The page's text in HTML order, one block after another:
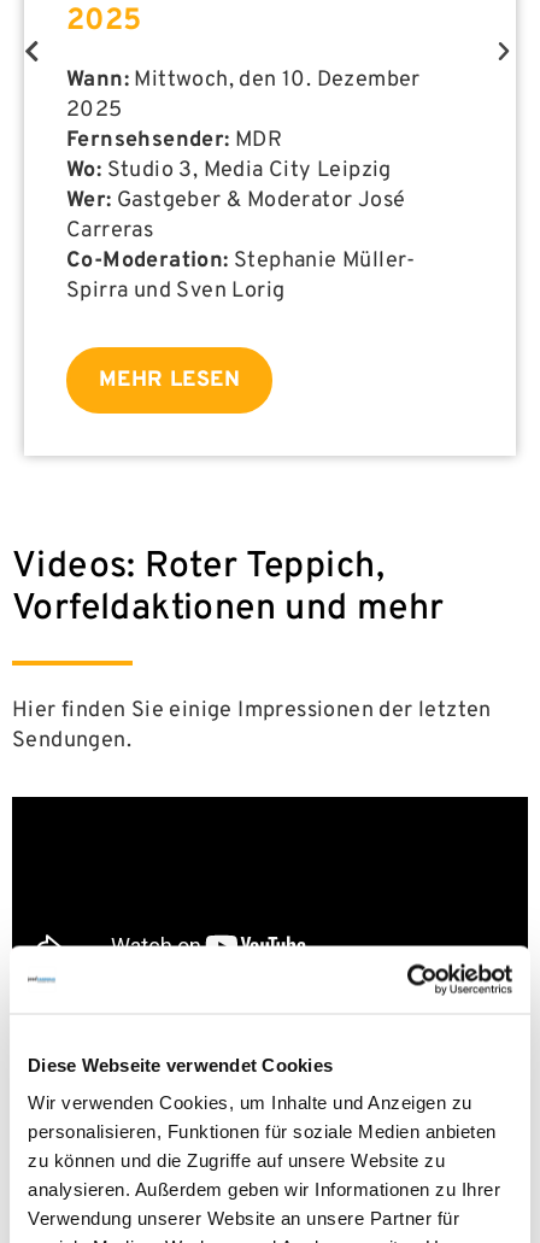
Diese Webseite verwendet Cookies
Wir verwenden Cookies, um Inhalte und Anzeigen zu
personalisieren, Funktionen für soziale Medien anbieten
zu können und die Zugriffe auf unsere Website zu
analysieren. Außerdem geben wir Informationen zu Ihrer
Verwendung unserer Website an unsere Partner für
2025
Wann: Mittwoch, den 10. Dezember
2025
Fernsehsender: MDR
Wo: Studio 3, Media City Leipzig
Wer: Gastgeber & Moderator José
Carreras
Co-Moderation: Stephanie Müller-
Spirra und Sven Lorig
MEHR LESEN
Videos: Roter Teppich,
Vorfeldaktionen und mehr
Hier finden Sie einige Impressionen der letzten
Sendungen.
GALA 2025: SING-CHALLENGE
GALA 2024: TANZ-CHALLENGE
GALA 2023: ZUSAMMENFASSUNG